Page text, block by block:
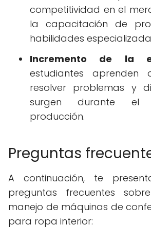
competitividad en el
la capacitación de
habilidades
Incremento de la
estudiantes aprenden
resolver problemas y
surgen durante el
producción.
Preguntas
A continuación, te
preguntas frecuentes
manejo de máquinas de
para ropa interior: